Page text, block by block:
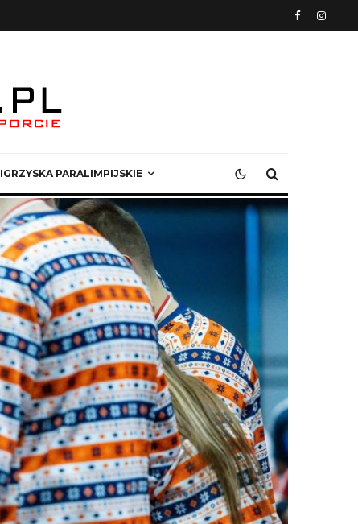
IGRZYSKA PARALIMPIJSKIE